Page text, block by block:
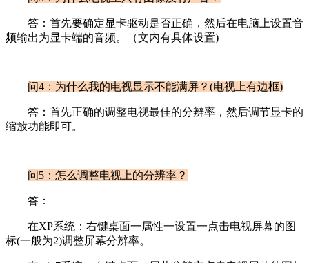
答：首先要确定显卡驱动是否正确，然后在电脑上设置音
频输出为显卡端的音频。（文内有具体设置)
问4：为什么我的电视显示不能满屏？(电视上有边框)
答：首先正确的调整电视最佳的分辨率，然后调节显卡的
缩放功能即可。
问5：怎么调整电视上的分辨率？
答：
在XP系统：右键桌面一属性一设置一点击电视屏幕的图
标(一般为2)调整屏幕分辨率。